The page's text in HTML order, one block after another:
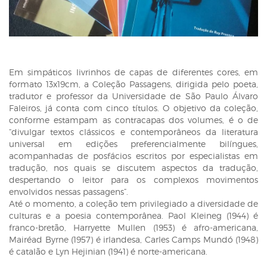
Em simpáticos livrinhos de capas de diferentes cores, em
formato 13x19cm, a Coleção Passagens, dirigida pelo poeta,
tradutor e professor da Universidade de São Paulo Álvaro
Faleiros, já conta com cinco títulos. O objetivo da coleção,
conforme estampam as contracapas dos volumes, é o de
“divulgar textos clássicos e contemporâneos da literatura
universal em edições preferencialmente bilíngues,
acompanhadas de posfácios escritos por especialistas em
tradução, nos quais se discutem aspectos da tradução,
despertando o leitor para os complexos movimentos
envolvidos nessas passagens”.
Até o momento, a coleção tem privilegiado a diversidade de
culturas e a poesia contemporânea. Paol Kleineg (1944) é
franco-bretão, Harryette Mullen (1953) é afro-americana,
Mairéad Byrne (1957) é irlandesa, Carles Camps Mundó (1948)
é catalão e Lyn Hejinian (1941) é norte-americana.